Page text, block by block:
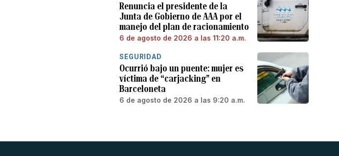
Renuncia el presidente de la
Junta de Gobierno de AAA por el
manejo del plan de racionamiento
6 de agosto de 2026 a las 11:20 a.m.
SEGURIDAD
Ocurrió bajo un puente: mujer es
víctima de “carjacking” en
Barceloneta
6 de agosto de 2026 a las 9:20 a.m.